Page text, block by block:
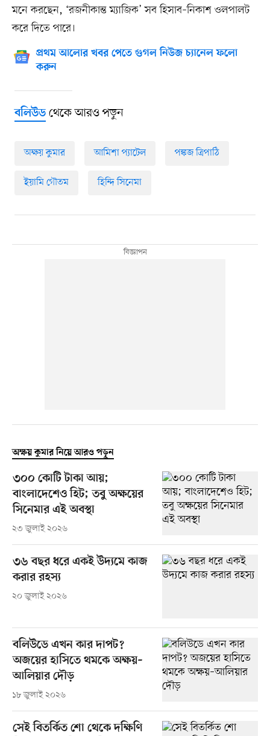
মনে করছেন, ‘রজনীকান্ত ম্যাজিক’ সব হিসাব–নিকাশ ওলপালট
করে দিতে পারে।
প্রথম আলোর খবর পেতে গুগল নিউজ চ্যানেল ফলো
করুন
বলিউডথেকে আরও পড়ুন
অক্ষয় কুমার আমিশা প্যাটেল পঙ্কজ ত্রিপাঠি
ইয়ামি গৌতম হিন্দি সিনেমা
অক্ষয় কুমার নিয়ে আরও পড়ুন
৩০০ কোটি টাকা আয়;
বাংলাদেশেও হিট; তবু অক্ষয়ের
সিনেমার এই অবস্থা
২৩ জুলাই ২০২৬
৩৬ বছর ধরে একই উদ্যমে কাজ
করার রহস্য
২০ জুলাই ২০২৬
বলিউডে এখন কার দাপট?
অজয়ের হাসিতে থমকে অক্ষয়–
আলিয়ার দৌড়
১৮ জুলাই ২০২৬
সেই বিতর্কিত শো থেকে দক্ষিণি